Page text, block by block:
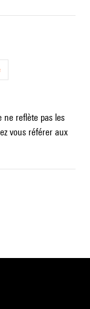
ne reflète pas les
vous référer aux